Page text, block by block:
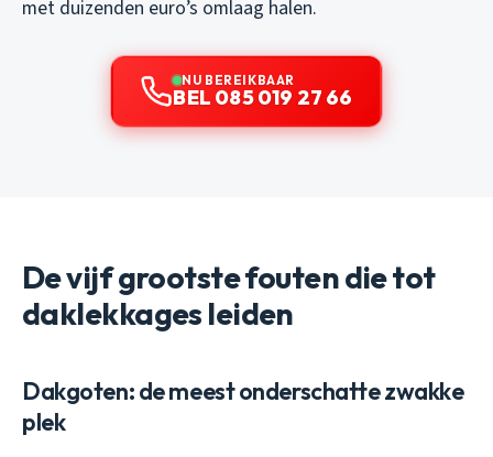
met duizenden euro’s omlaag halen.
NU BEREIKBAAR
BEL 085 019 27 66
De vijf grootste fouten die tot
daklekkages leiden
Dakgoten: de meest onderschatte zwakke
plek